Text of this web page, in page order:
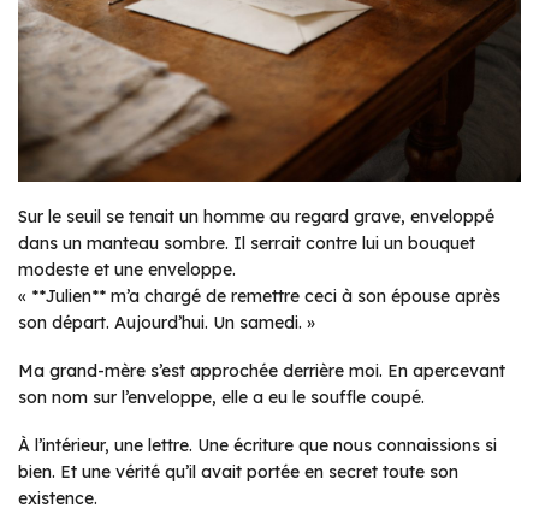
Sur le seuil se tenait un homme au regard grave, enveloppé
dans un manteau sombre. Il serrait contre lui un bouquet
modeste et une enveloppe.
« **Julien** m’a chargé de remettre ceci à son épouse après
son départ. Aujourd’hui. Un samedi. »
Ma grand-mère s’est approchée derrière moi. En apercevant
son nom sur l’enveloppe, elle a eu le souffle coupé.
À l’intérieur, une lettre. Une écriture que nous connaissions si
bien. Et une vérité qu’il avait portée en secret toute son
existence.